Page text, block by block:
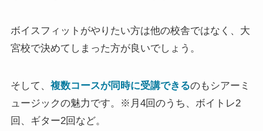
ボイスフィットがやりたい方は他の校舎ではなく、大
宮校で決めてしまった方が良いでしょう。
そして、 複数コースが同時に受講できるのもシアーミ
ュージックの魅力です。※月4回のうち、ボイトレ2
回、ギター2回など。